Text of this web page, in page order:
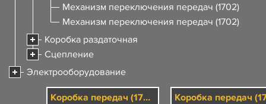
Механизм переключения передач (1702)
Механизм переключения передач (1702)
Коробка раздаточная
Сцепление
Электрооборудование
Коробка передач (1701)/1